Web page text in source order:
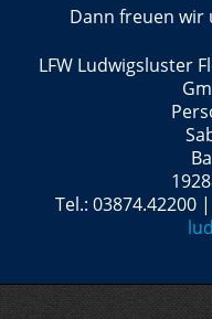
Dann freuen wir
LFW Ludwigsluster
Tel.: 03874.42200